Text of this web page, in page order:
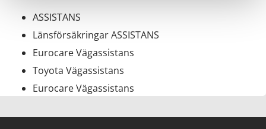
ASSISTANS
Länsförsäkringar ASSISTANS
Eurocare Vägassistans
Toyota Vägassistans
Eurocare Vägassistans